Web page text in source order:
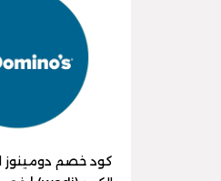
كود خصم دومينوز